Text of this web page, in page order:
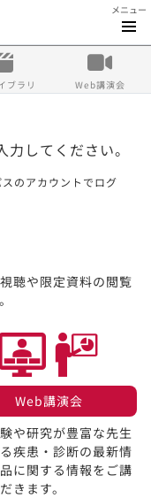
メニュー
ブラリ Web講演会
してください。
のアカウントでログ
聴や限定資料の閲覧
Web講演会​
や研究が豊富な先生
疾患・診断の最新情
に関する情報をご講
きます。